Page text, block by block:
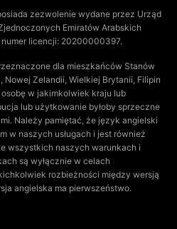
zezwolenie wydane przez Urząd
Emiratów Arabskich
licencji: 20200000397.
dla mieszkańców Stanów
Zelandii, Wielkiej Brytanii, Filipin
w jakimkolwiek kraju lub
lub użytkowanie byłoby sprzeczne
Należy pamiętać, że język angielski
w naszych usługach i jest również
wszystkich naszych warunkach i
są wyłącznie w celach
rozbieżności między wersją
angielska ma pierwszeństwo.